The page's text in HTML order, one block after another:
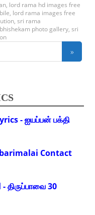
, lord rama hd images free
, lord rama images free
,sri rama
photo gallery,sri
- ஐயப்பன் பக்தி
Contact
30